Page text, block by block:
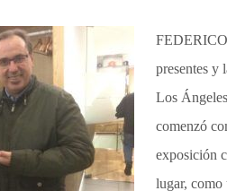
presentes y
Los
comenzó
exposición
lugar,